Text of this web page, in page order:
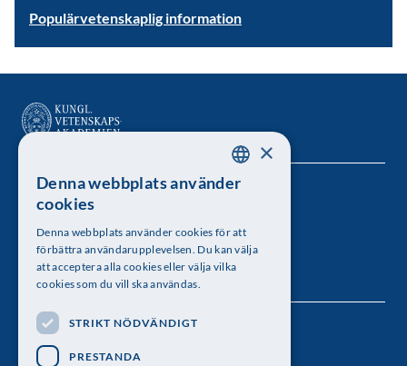
Populärvetenskaplig information
Kungl. Vetenskapsakademien
Besöksadress: Lilla Frescativägen 4A
Telefon: 08-673 95 00
Följ oss
SWEDISH
×
Denna webbplats använder
cookies
Denna webbplats använder cookies för att
förbättra användarupplevelsen. Du kan välja
att acceptera alla cookies eller välja vilka
cookies som du vill ska användas.
STRIKT NÖDVÄNDIGT
PRESTANDA